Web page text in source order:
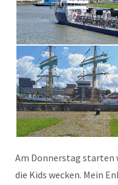
Am Donnerstag starten
die Kids wecken. Mein